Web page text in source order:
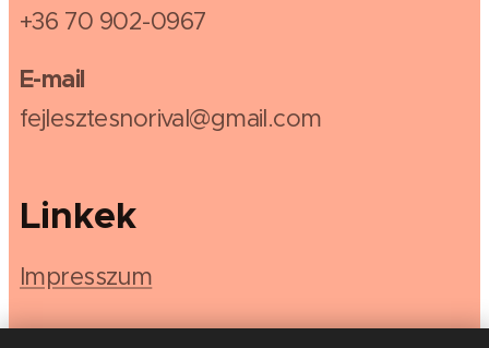
+36 70 902-0967
E-mail
fejlesztesnorival@gmail.com
Linkek
Impresszum